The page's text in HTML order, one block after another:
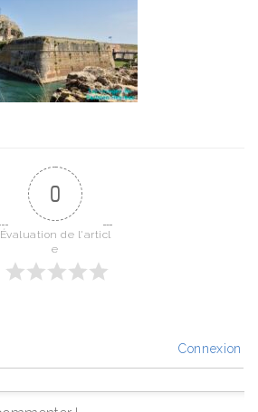
0
Évaluation de l'articl
e
Connexion